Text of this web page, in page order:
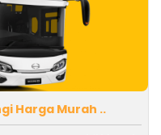
Harga Murah ..